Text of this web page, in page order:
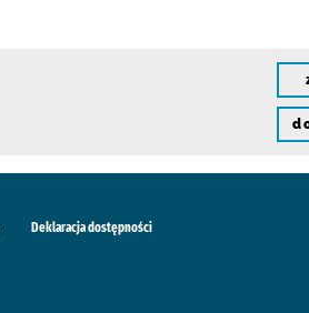
Deklaracja dostępności